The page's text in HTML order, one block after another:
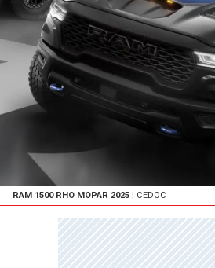
RAM 1500 RHO MOPAR 2025 | CEDOC